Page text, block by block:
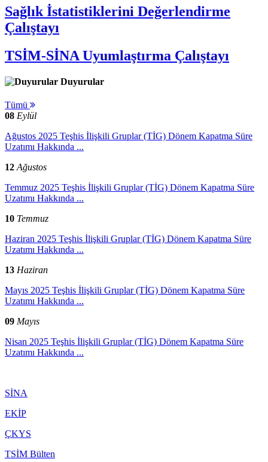
Sağlık İstatistiklerini Değerlendirme
Çalıştayı
TSİM-SİNA Uyumlaştırma Çalıştayı
Duyurular
Tümü
08 Eylül
Ağustos 2025 Teşhis İlişkili Gruplar (TİG) Dönem Kapatma Süre
Uzatımı Hakkında ...
12 Ağustos
Temmuz 2025 Teşhis İlişkili Gruplar (TİG) Dönem Kapatma Süre
Uzatımı Hakkında ...
10 Temmuz
Haziran 2025 Teşhis İlişkili Gruplar (TİG) Dönem Kapatma Süre
Uzatımı Hakkında ...
13 Haziran
Mayıs 2025 Teşhis İlişkili Gruplar (TİG) Dönem Kapatma Süre
Uzatımı Hakkında ...
09 Mayıs
Nisan 2025 Teşhis İlişkili Gruplar (TİG) Dönem Kapatma Süre
Uzatımı Hakkında ...
SİNA
EKİP
ÇKYS
TSİM Bülten